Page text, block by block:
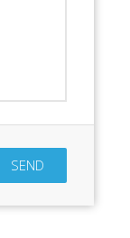
SEND